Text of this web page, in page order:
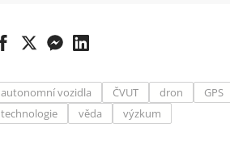
autonomní vozidla ČVUT dron GPS
technologie
věda výzkum